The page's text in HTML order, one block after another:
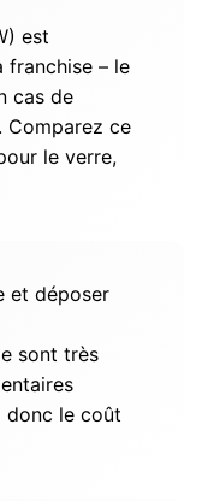
est
franchise – le
cas de
Comparez ce
le verre,
et déposer
sont très
donc le coût